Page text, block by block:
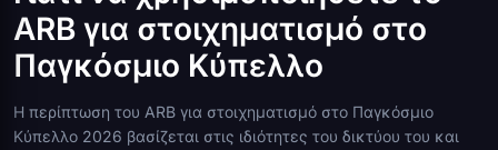
ARB για στοιχηματισμό στο
Παγκόσμιο Κύπελλο
Η περίπτωση του ARB για στοιχηματισμό στο Παγκόσμιο
Κύπελλο 2026 βασίζεται στις ιδιότητες του δικτύου του και